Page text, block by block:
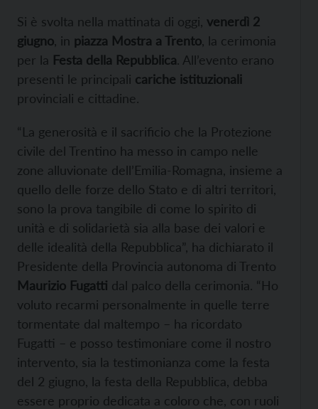
Si è svolta nella mattinata di oggi, venerdì 2
giugno , in piazza Mostra a Trento , la cerimonia
per la Festa della Repubblica. All’evento erano
presenti le principali cariche istituzionali
provinciali e cittadine.
“La generosità e il sacrificio che la Protezione
civile del Trentino ha messo in campo nelle
zone alluvionate dell’Emilia-Romagna, insieme a
quello delle forze dello Stato e di altri territori,
sono la prova tangibile di come lo spirito di
unità e di solidarietà sia alla base dei valori e
delle idealità della Repubblica”, ha dichiarato il
Presidente della Provincia autonoma di Trento
Maurizio Fugatti dal palco della cerimonia. “Ho
voluto recarmi personalmente in quelle terre
tormentate dal maltempo – ha ricordato
Fugatti – e posso testimoniare come il nostro
intervento, sia la testimonianza come la festa
del 2 giugno, la festa della Repubblica, debba
essere proprio dedicata a coloro che, con ruoli